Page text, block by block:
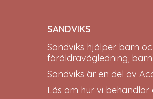
SANDVIKS
Sandviks hjälper barn
föräldravägledning,
Sandviks är en del av
Läs om hur vi behandlar